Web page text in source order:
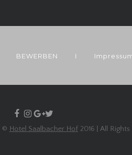
BEWERBEN I
© Hotel Saalbacher Hof 2016 | All